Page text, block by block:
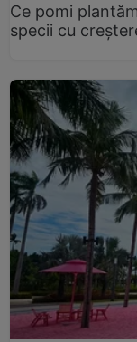
Ce pomi
specii cu